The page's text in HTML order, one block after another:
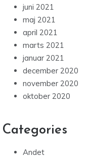
juni 2021
maj 2021
april 2021
marts 2021
januar 2021
december 2020
november 2020
oktober 2020
Categories
Andet